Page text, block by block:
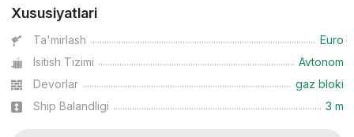
Xususiyatlari
Ta'mirlash
Euro
Isitish Tizimi
Avtonom
Devorlar
gaz bloki
Ship Balandligi
3 m